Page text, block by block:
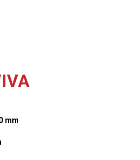
mm